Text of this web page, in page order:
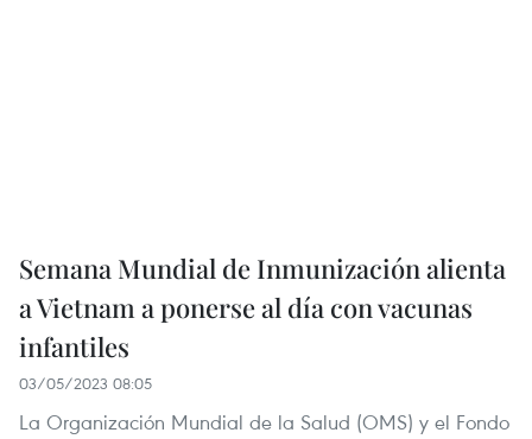
Semana Mundial de Inmunización alienta
a Vietnam a ponerse al día con vacunas
infantiles
03/05/2023 08:05
La Organización Mundial de la Salud (OMS) y el Fondo